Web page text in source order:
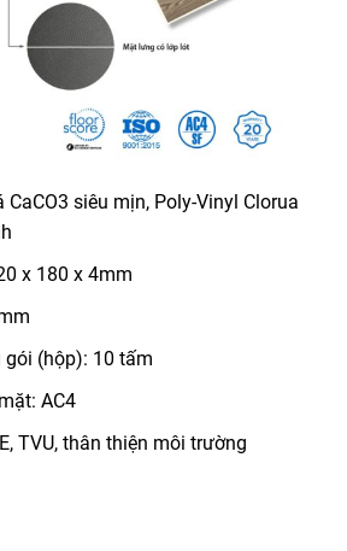
siêu mịn, Poly-Vinyl Clorua
x 180 x 4mm
(hộp): 10 tấm
AC4
TVU, thân thiện môi trường